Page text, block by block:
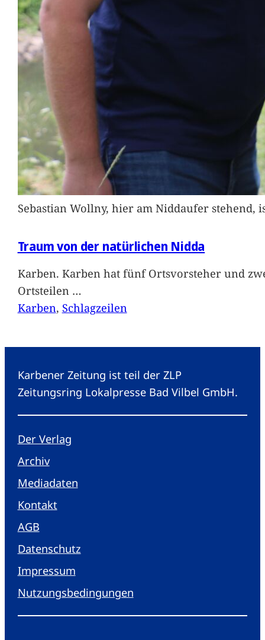
Sebastian Wollny, hier am Niddaufer
Traum von der natürlichen Nidda
Karben. Karben hat fünf Ortsvorsteher und
Ortsteilen …
Karben, Schlagzeilen
Karbener Zeitung ist teil der ZLP
Zeitungsring Lokalpresse Bad Vilbel GmbH.
Der Verlag
Archiv
Mediadaten
Kontakt
AGB
Datenschutz
Impressum
Nutzungsbedingungen